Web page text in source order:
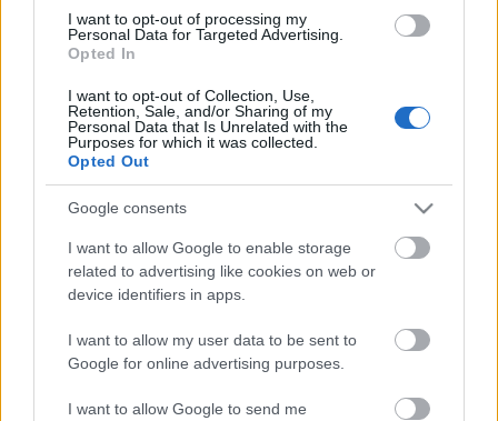
I want to opt-out of processing my
Personal Data for Targeted Advertising.
Opted In
I want to opt-out of Collection, Use,
Retention, Sale, and/or Sharing of my
Personal Data that Is Unrelated with the
Purposes for which it was collected.
Opted Out
Google consents
I want to allow Google to enable storage
related to advertising like cookies on web or
device identifiers in apps.
I want to allow my user data to be sent to
Google for online advertising purposes.
I want to allow Google to send me
HIRDETÉS
Fontos a postaládákba költöző
széncinegék védelme